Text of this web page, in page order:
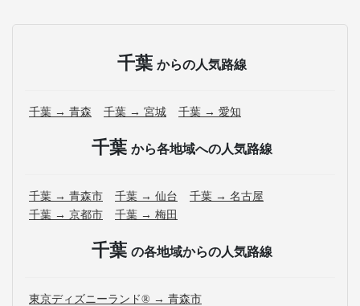
千葉 からの人気路線
千葉 → 青森 千葉 → 宮城 千葉 → 愛知
千葉 から各地域への人気路線
千葉 → 青森市 千葉 → 仙台
千葉 → 名古屋
千葉 → 京都市
千葉 → 梅田
千葉 の各地域からの人気路線
東京ディズニーランド® → 青森市